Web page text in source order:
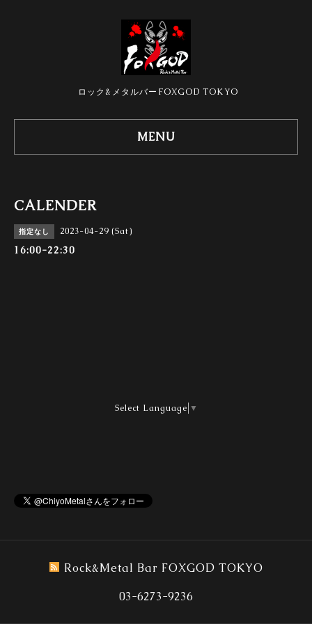
ロック&メタルバーFOXGOD TOKYO
MENU
CALENDER
指定なし 2023-04-29 (Sat)
16:00-22:30
Select Language ▼
Rock&Metal Bar FOXGOD TOKYO
03-6273-9236